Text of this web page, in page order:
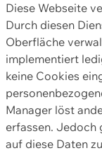
Diese Webseite
Durch diesen
Oberfläche
implementiert
keine Cookies
Manager löst
erfassen. Jedoch
auf diese Daten